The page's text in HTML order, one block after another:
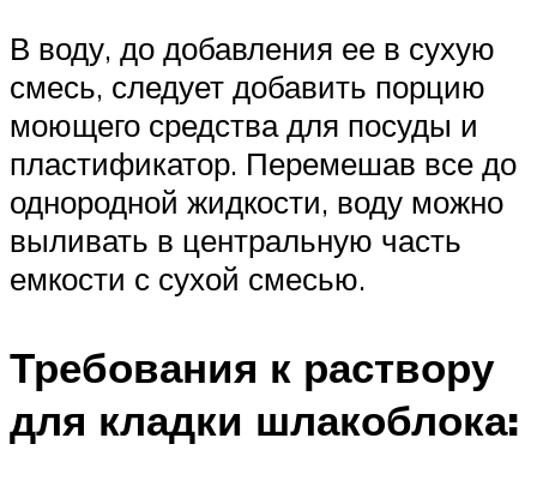
В воду, до добавления ее в сухую
смесь, следует добавить порцию
моющего средства для посуды и
пластификатор. Перемешав все до
однородной жидкости, воду можно
выливать в центральную часть
емкости с сухой смесью.
Требования к раствору
для кладки шлакоблока: